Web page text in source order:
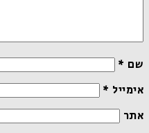
שם*
אימייל*
אתר